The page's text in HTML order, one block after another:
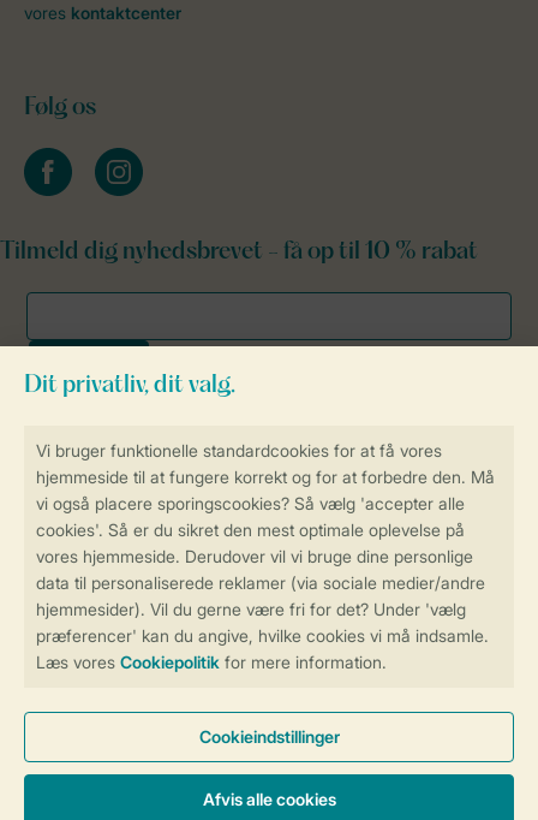
Få en personligt tilpasset oplevelse
på Landal.dk
Sikker og hurtig online booking
Sikker datahåndtering
vores kontaktcenter
Følg os
facebookinstagram
Tilmeld dig nyhedsbrevet - få op til 10 % rabat